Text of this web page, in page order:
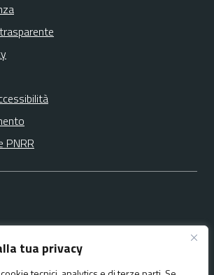
tua privacy
PNRR